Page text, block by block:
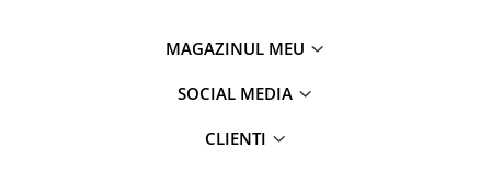
MAGAZINUL MEU
SOCIAL MEDIA
CLIENTI